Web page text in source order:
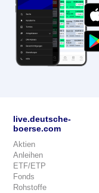
live.deutsche-
boerse.com
Aktien
Anleihen
ETF/ETP
Fonds
Rohstoffe